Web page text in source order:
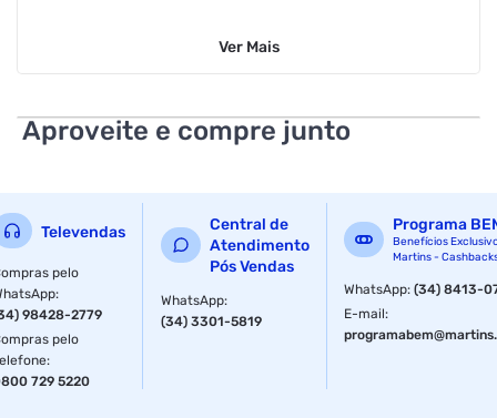
Ver Mais
Aproveite e compre junto
Televendas
pelo
:
98428-2779
pelo
:
729 5220
Central de
Atendimento
Pós Vendas
WhatsApp:
(34) 3301-5819
Programa
Benefícios
Martins -
WhatsApp:(34) 8413-
E-mail: